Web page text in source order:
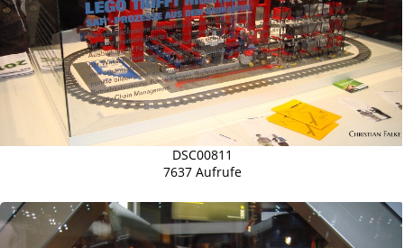
DSC00811
7637 Aufrufe